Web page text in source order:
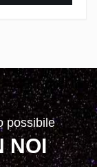
possibile
NOI